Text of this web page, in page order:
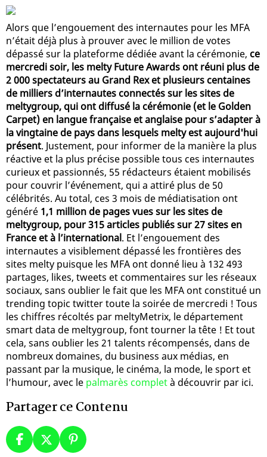
Alors que l’engouement des internautes pour les MFA
n’était déjà plus à prouver avec le million de votes
dépassé sur la plateforme dédiée avant la cérémonie, ce
mercredi soir, les melty Future Awards ont réuni plus de
2 000 spectateurs au Grand Rex et plusieurs centaines
de milliers d’internautes connectés sur les sites de
meltygroup, qui ont diffusé la cérémonie (et le Golden
Carpet) en langue française et anglaise pour s’adapter à
la vingtaine de pays dans lesquels melty est aujourd'hui
présent. Justement, pour informer de la manière la plus
réactive et la plus précise possible tous ces internautes
curieux et passionnés, 55 rédacteurs étaient mobilisés
pour couvrir l’événement, qui a attiré plus de 50
célébrités. Au total, ces 3 mois de médiatisation ont
généré 1,1 million de pages vues sur les sites de
meltygroup, pour 315 articles publiés sur 27 sites en
France et à l’international. Et l’engouement des
internautes a visiblement dépassé les frontières des
sites melty puisque les MFA ont donné lieu à 132 493
partages, likes, tweets et commentaires sur les réseaux
sociaux, sans oublier le fait que les MFA ont constitué un
trending topic twitter toute la soirée de mercredi ! Tous
les chiffres récoltés par meltyMetrix, le département
smart data de meltygroup, font tourner la tête ! Et tout
cela, sans oublier les 21 talents récompensés, dans de
nombreux domaines, du business aux médias, en
passant par la musique, le cinéma, la mode, le sport et
l’humour, avec le palmarès completà découvrir par ici.
Partager ce Contenu